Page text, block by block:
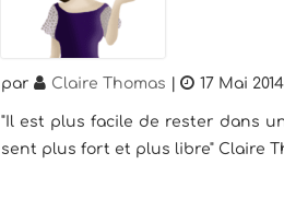
par Claire Thomas 17 Mai 2014
"Il est plus facile de rester dans
sent plus fort et plus libre" Claire